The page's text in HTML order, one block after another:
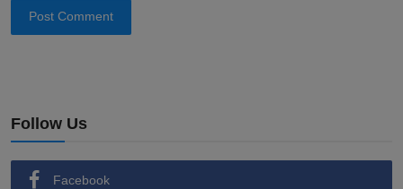
Post Comment
Follow Us
Facebook